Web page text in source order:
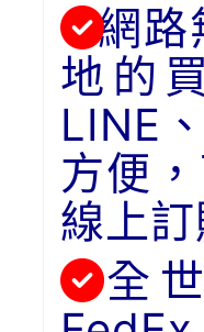
網路
地的
LINE
方便
線上
全